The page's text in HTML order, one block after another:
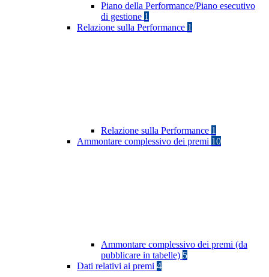
Piano della Performance/Piano esecutivo
di gestione 1
Relazione sulla Performance 1
Relazione sulla Performance 1
Ammontare complessivo dei premi 10
Ammontare complessivo dei premi (da
pubblicare in tabelle) 5
Dati relativi ai premi 4